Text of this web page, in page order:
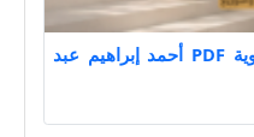
تحميل كتاب الأنثروبولوجيا النبوية PDF أحمد إبراهيم عبد